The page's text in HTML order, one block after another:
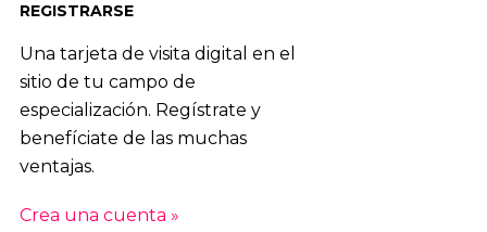
REGISTRARSE
Una tarjeta de visita digital en el
sitio de tu campo de
especialización. Regístrate y
benefíciate de las muchas
ventajas.
Crea una cuenta »